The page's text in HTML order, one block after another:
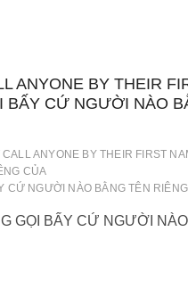
ANYONE BY THEIR
BẤY CỨ NGƯỜI NÀO
CALL ANYONE BY THEIR FIRST
CỦA
CỨ NGƯỜI NÀO BẰNG TÊN
GỌI BẤY CỨ NGƯỜI